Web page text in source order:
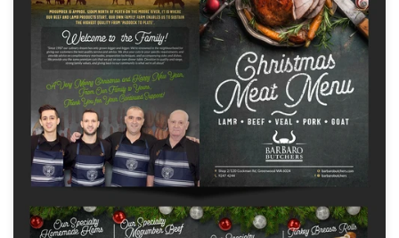
Ontwerpdiensten
Ontwerpwedstrijden
1-op-1 projecten
Vind een designer
Ontdek inspiratie